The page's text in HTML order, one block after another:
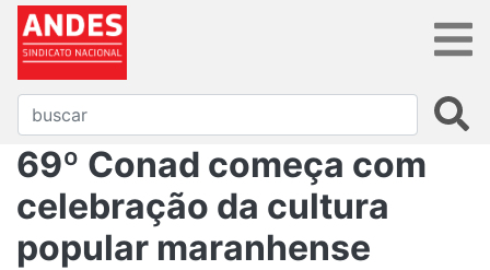
69º Conad começa com
celebração da cultura
popular maranhense